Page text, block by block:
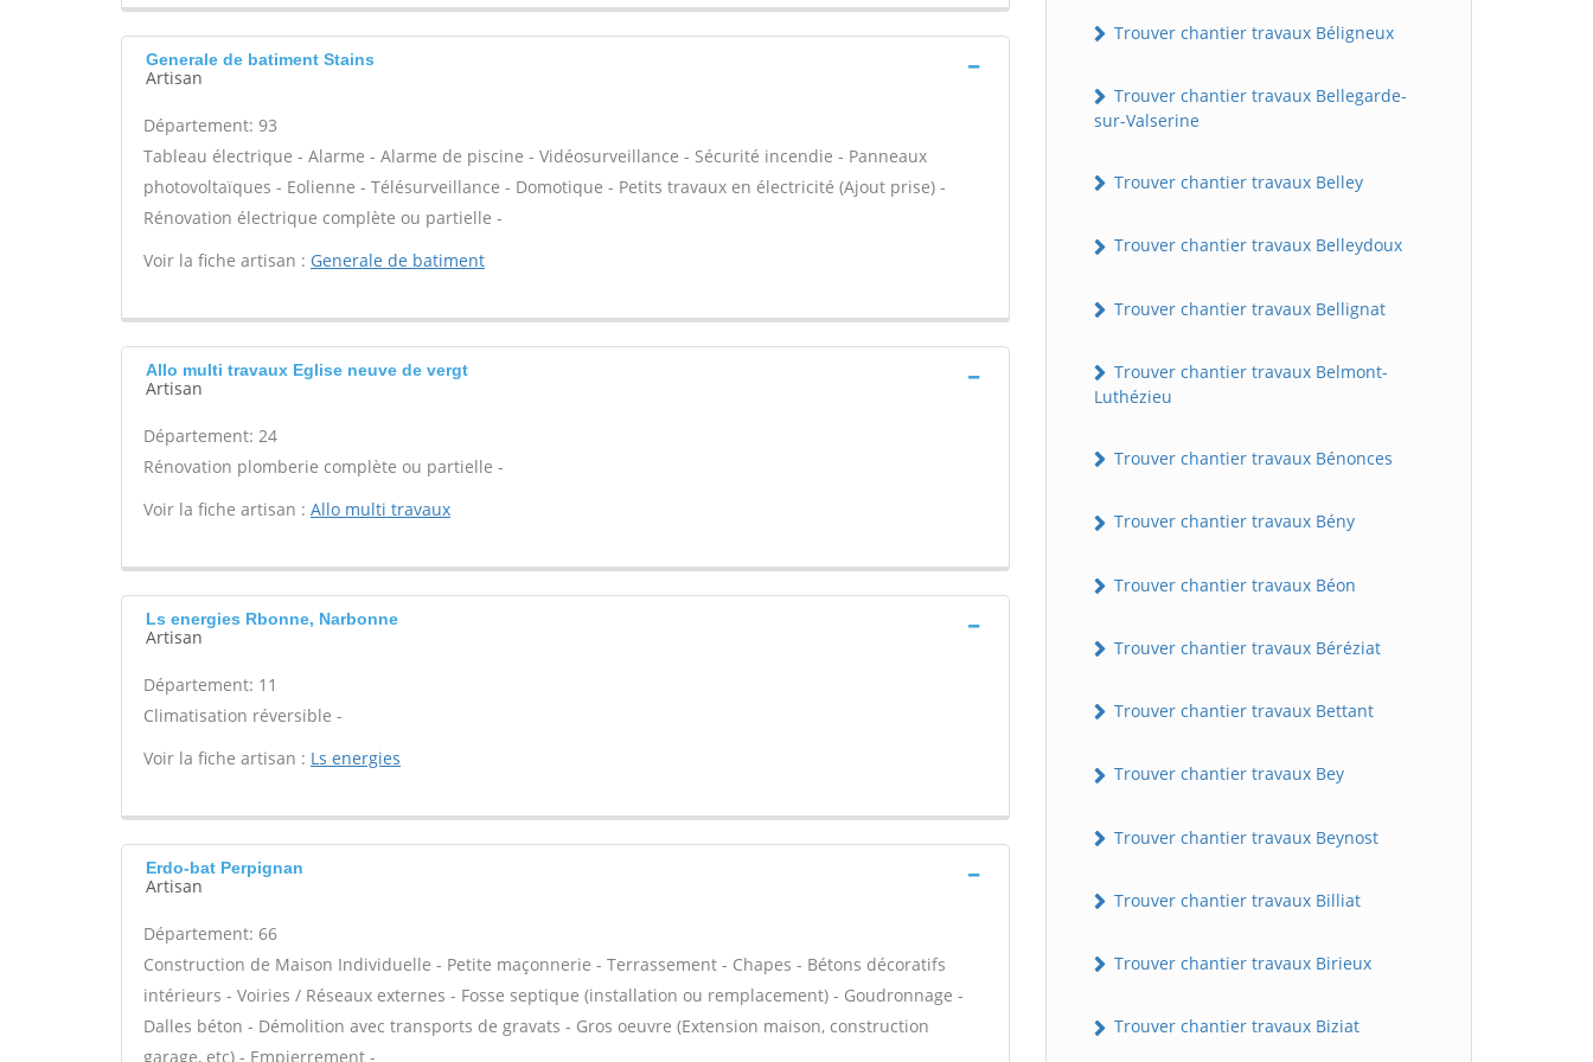
Generale de batiment Stains
Artisan
Département: 93
Tableau électrique - Alarme - Alarme de piscine - Vidéosurveillance - Sécurité incendie - Panneaux
photovoltaïques - Eolienne - Télésurveillance - Domotique - Petits travaux en électricité (Ajout prise) -
Rénovation électrique complète ou partielle -
Voir la fiche artisan : Generale de batiment
Allo multi travaux Eglise neuve de vergt
Artisan
Département: 24
Rénovation plomberie complète ou partielle -
Voir la fiche artisan : Allo multi travaux
Ls energies Rbonne, Narbonne
Artisan
Département: 11
Climatisation réversible -
Voir la fiche artisan : Ls energies
Erdo-bat Perpignan
Artisan
Département: 66
Construction de Maison Individuelle - Petite maçonnerie - Terrassement - Chapes - Bétons décoratifs
intérieurs - Voiries / Réseaux externes - Fosse septique (installation ou remplacement) - Goudronnage -
Dalles béton - Démolition avec transports de gravats - Gros oeuvre (Extension maison, construction
garage, etc) - Empierrement -
Trouver chantier travaux Béligneux
Trouver chantier travaux Bellegarde-
sur-Valserine
Trouver chantier travaux Belley
Trouver chantier travaux Belleydoux
Trouver chantier travaux Bellignat
Trouver chantier travaux Belmont-
Luthézieu
Trouver chantier travaux Bénonces
Trouver chantier travaux Bény
Trouver chantier travaux Béon
Trouver chantier travaux Béréziat
Trouver chantier travaux Bettant
Trouver chantier travaux Bey
Trouver chantier travaux Beynost
Trouver chantier travaux Billiat
Trouver chantier travaux Birieux
Trouver chantier travaux Biziat